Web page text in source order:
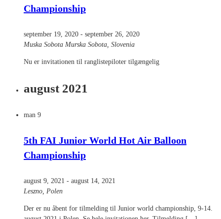
Championship
september 19, 2020 - september 26, 2020
Muska Sobota Murska Sobota, Slovenia
Nu er invitationen til ranglistepiloter tilgængelig
august 2021
man 9
5th FAI Junior World Hot Air Balloon
Championship
august 9, 2021 - august 14, 2021
Leszno, Polen
Der er nu åbent for tilmelding til Junior world championship, 9-14.